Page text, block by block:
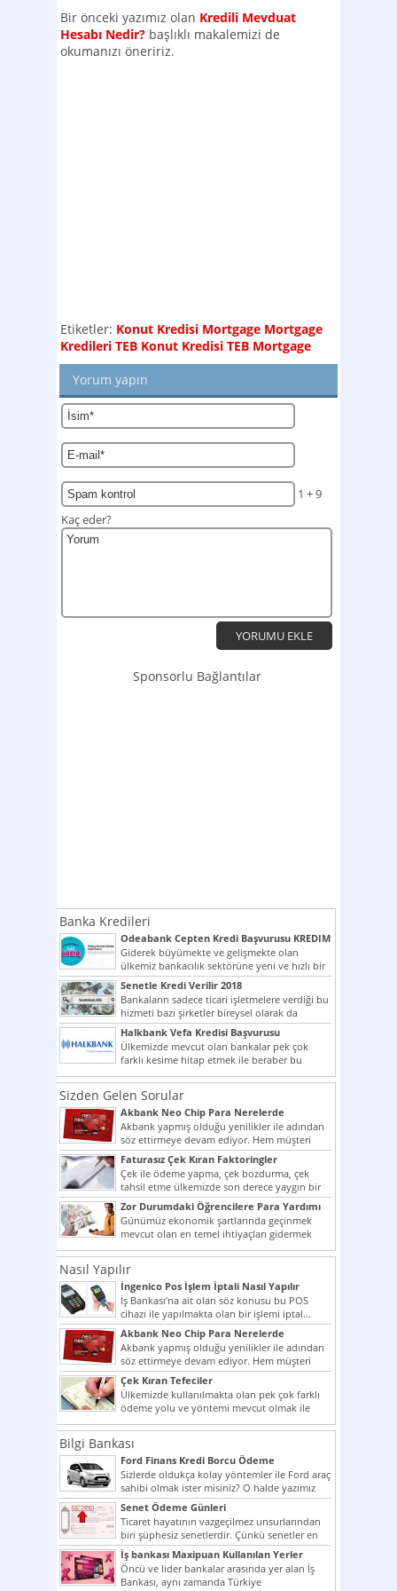
Bir önceki yazımız olan Kredili Mevduat
Hesabı Nedir? başlıklı makalemizi de
okumanızı öneririz.
Etiketler: Konut Kredisi Mortgage Mortgage
Kredileri TEB Konut Kredisi TEB Mortgage
Yorum yapın
1 + 9
Kaç eder?
Sponsorlu Bağlantılar
Banka Kredileri
Odeabank Cepten Kredi Başvurusu KREDIM
8444
Giderek büyümekte ve gelişmekte olan
ülkemiz bankacılık sektörüne yeni ve hızlı bir
giriş yapmış olan...
Senetle Kredi Verilir 2018
Bankaların sadece ticari işletmelere verdiği bu
hizmeti bazı şirketler bireysel olarak da
vermektedir. Senetle kredi...
Halkbank Vefa Kredisi Başvurusu
Ülkemizde mevcut olan bankalar pek çok
farklı kesime hitap etmek ile beraber bu
noktada son...
Sizden Gelen Sorular
Akbank Neo Chip Para Nerelerde
Kullanılır?
Akbank yapmış olduğu yenilikler ile adından
söz ettirmeye devam ediyor. Hem müşteri
potansiyelini arttırmak hem...
Faturasız Çek Kıran Faktoringler
Çek ile ödeme yapma, çek bozdurma, çek
tahsil etme ülkemizde son derece yaygın bir
şekilde...
Zor Durumdaki Öğrencilere Para Yardımı
Günümüz ekonomik şartlarında geçinmek
mevcut olan en temel ihtiyaçları gidermek
dahi son derece zor olmak...
Nasıl Yapılır
İngenico Pos İşlem İptali Nasıl Yapılır
İş Bankası’na ait olan söz konusu bu POS
cihazı ile yapılmakta olan bir işlemi iptal...
Akbank Neo Chip Para Nerelerde
Kullanılır?
Akbank yapmış olduğu yenilikler ile adından
söz ettirmeye devam ediyor. Hem müşteri
potansiyelini arttırmak hem...
Çek Kıran Tefeciler
Ülkemizde kullanılmakta olan pek çok farklı
ödeme yolu ve yöntemi mevcut olmak ile
beraber bunlar...
Bilgi Bankası
Ford Finans Kredi Borcu Ödeme
Sizlerde oldukça kolay yöntemler ile Ford araç
sahibi olmak ister misiniz? O halde yazımız
ilginizi...
Senet Ödeme Günleri
Ticaret hayatının vazgeçilmez unsurlarından
biri şüphesiz senetlerdir. Çünkü senetler en
çok kullanılan ödeme araçlarıdır. Taksitler...
İş bankası Maxipuan Kullanılan Yerler
Öncü ve lider bankalar arasında yer alan İş
Bankası, aynı zamanda Türkiye